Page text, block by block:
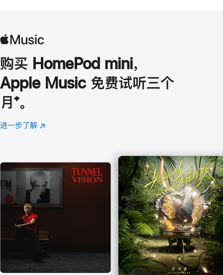
购买 HomePod mini，
Apple Music 免费试听三个
月 脚
注
⁺。
进一步了解 Apple
(在
口
中
打
开)